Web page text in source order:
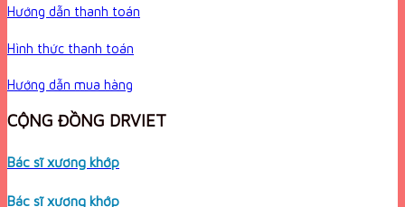
Hướng dẫn thanh toán
Hình thức thanh toán
Hướng dẫn mua hàng
CỘNG ĐỒNG DRVIET
Bác sĩ xương khớp
Bác sĩ xương khớp